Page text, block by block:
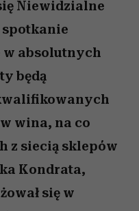
Niewidzialne
spotkanie
absolutnych
będą
wina, na co
z siecią sklepów
Kondrata,
się w